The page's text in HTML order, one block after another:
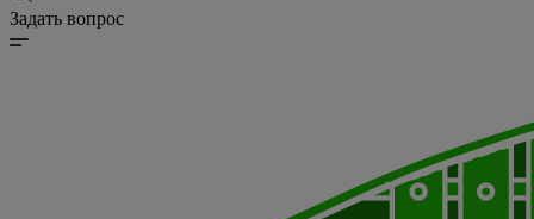
Задать вопрос